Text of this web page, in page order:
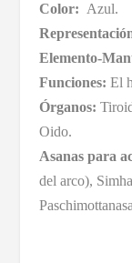
Color: Azul.
Elemento-
Funciones: El
Órganos:
Oido.
Asanas para
del arco),